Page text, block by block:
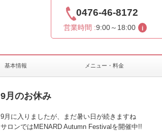
0476-46-8172
営業時間 :9:00～18:00
基本情報 メニュー・料金
9月のお休み
9月に入りましたが、まだ暑い日が続きますね
サロンではMENARD Autumn Festivalを開催中!!